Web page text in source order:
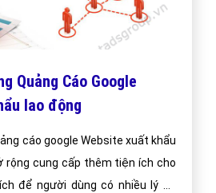
Quảng Cáo Google
lao động
cáo google Website xuất khẩu
rộng cung cấp thêm tiện ích cho
để người dùng có nhiều lý do